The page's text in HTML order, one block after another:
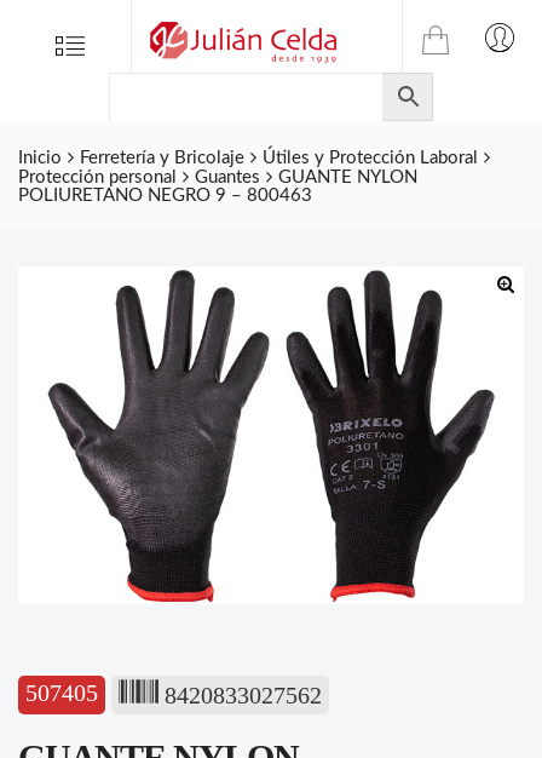
Menu
TIENDA
ONLINE
DE
JULIAN
CELDA
Inicio Ferretería y Bricolaje
Útiles y Protección Laboral
Protección personal
Guantes
GUANTE NYLON
POLIURETANO NEGRO 9 – 800463
507405 8420833027562
Folletos
Contacto